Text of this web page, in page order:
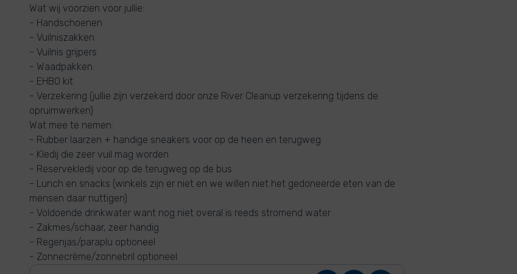
Wat wij voorzien voor jullie:
- Handschoenen
- Vuilniszakken
- Vuilnis grijpers
- Waadpakken
- EHBO kit
- Verzekering (jullie zijn verzekerd door onze River Cleanup verzekering tijdens de
opruimwerken)
Wat mee te nemen:
- Rubber laarzen + handige sneakers voor op de heen en terugweg
- Kledij die zeer vuil mag worden
- Reservekledij voor op de terugweg op de bus
- Lunch en snacks (winkels zijn er niet en we willen niet het gedoneerde eten van de
mensen daar nuttigen)
- Voldoende drinkwater want nog niet overal is reeds stromend water
- Zakmes/schaar, zeer handig
- Regenjas/paraplu optioneel
- Zonnecrème/zonnebril optioneel